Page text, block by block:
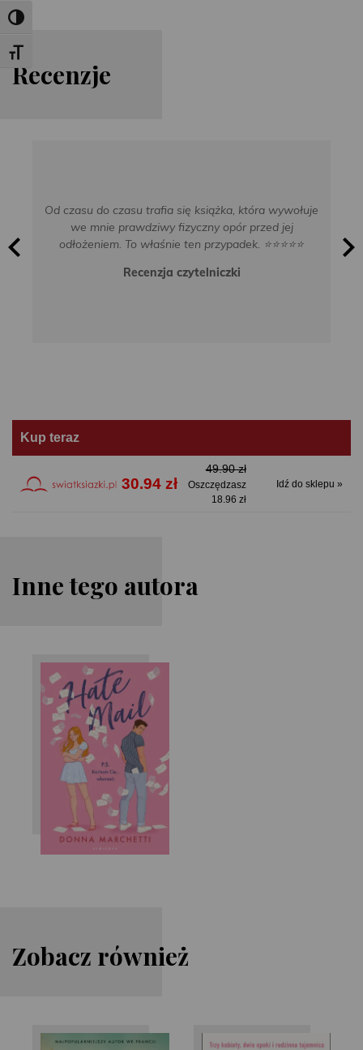
Toggle High Contrast
Toggle Font size
Recenzje
Od czasu do czasu trafia się książka, która wywołuje
we mnie prawdziwy fizyczny opór przed jej
odłożeniem. To właśnie ten przypadek. ⭐⭐⭐⭐⭐
Recenzja czytelniczki
Kup teraz
30.94 zł
49.90 zł
Oszczędzasz
18.96 zł
Idź do sklepu »
Inne tego autora
Donna Marchetti
Zobacz również